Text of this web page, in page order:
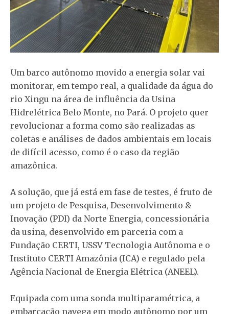
Um barco autônomo movido a energia solar vai
monitorar, em tempo real, a qualidade da água do
rio Xingu na área de influência da Usina
Hidrelétrica Belo Monte, no Pará. O projeto quer
revolucionar a forma como são realizadas as
coletas e análises de dados ambientais em locais
de difícil acesso, como é o caso da região
amazônica.
A solução, que já está em fase de testes, é fruto de
um projeto de Pesquisa, Desenvolvimento &
Inovação (PDI) da Norte Energia, concessionária
da usina, desenvolvido em parceria com a
Fundação CERTI, USSV Tecnologia Autônoma e o
Instituto CERTI Amazônia (ICA) e regulado pela
Agência Nacional de Energia Elétrica (ANEEL).
Equipada com uma sonda multiparamétrica, a
embarcação navega em modo autônomo por um